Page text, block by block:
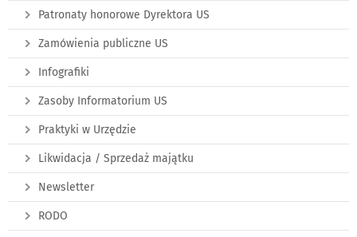
Patronaty honorowe Dyrektora US
Zamówienia publiczne US
Infografiki
Zasoby Informatorium US
Praktyki w Urzędzie
Likwidacja / Sprzedaż majątku
Newsletter
RODO